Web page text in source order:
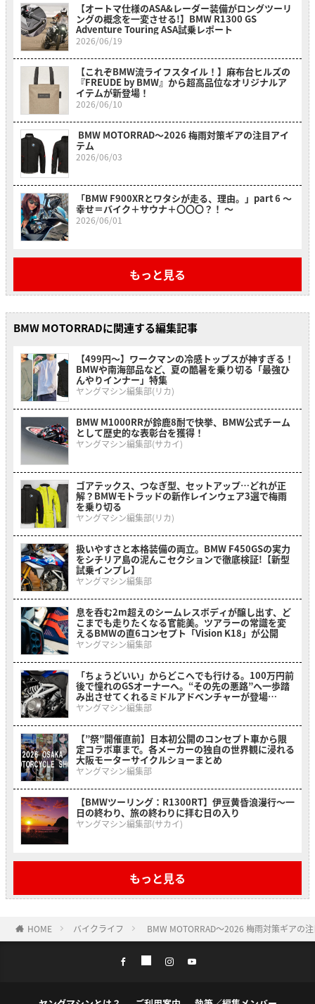
【オートマ仕様のASA&レーダー装備がロングツーリ
ングの概念を一変させる!】BMW R1300 GS
Adventure Touring ASA試乗レポート
2026/06/19
【これぞBMW流ライフスタイル！】麻布台ヒルズの
『FREUDE by BMW』から超高品位なオリジナルア
イテムが新登場！
2026/06/10
BMW MOTORRAD〜2026 梅雨対策ギアの注目アイ
テム
2026/06/03
「BMW F900XRとワタシが走る、理由。」part 6 〜
幸せ＝バイク＋サウナ＋〇〇〇？！ 〜
2026/06/01
もっと見る
BMW MOTORRADに関連する編集記事
【499円〜】ワークマンの冷感トップスが神すぎる！
BMWや南海部品など、夏の酷暑を乗り切る「最強ひ
んやりインナー」特集
ヤングマシン編集部(リカ)
BMW M1000RRが鈴鹿8耐で快挙、BMW公式チーム
として歴史的な表彰台を獲得！
ヤングマシン編集部(サカイ)
ゴアテックス、つなぎ型、セットアップ…どれが正
解？BMWモトラッドの新作レインウェア3選で梅雨
を乗り切る
ヤングマシン編集部(リカ)
扱いやすさと本格装備の両立。BMW F450GSの実力
をシチリア島の泥んこセクションで徹底検証!【新型
試乗インプレ】
ヤングマシン編集部
息を呑む2m超えのシームレスボディが醸し出す、ど
こまでも走りたくなる官能美。ツアラーの常識を変
えるBMWの直6コンセプト「Vision K18」が公開
ヤングマシン編集部
「ちょうどいい」からどこへでも行ける。100万円前
後で憧れのGSオーナーへ。“その先の悪路”へ一歩踏
み出させてくれるミドルアドベンチャーが登場
【BMW F 450 GS】
ヤングマシン編集部
【”祭”開催直前】日本初公開のコンセプト車から限
定コラボ車まで。各メーカーの独自の世界観に浸れる
大阪モーターサイクルショーまとめ
ヤングマシン編集部
【BMWツーリング：R1300RT】伊豆黄昏浪漫行〜一
日の終わり、旅の終わりに拝む日の入り
ヤングマシン編集部(サカイ)
もっと見る
HOME バイクライフ BMW MOTORRAD〜2026 梅雨対策ギアの